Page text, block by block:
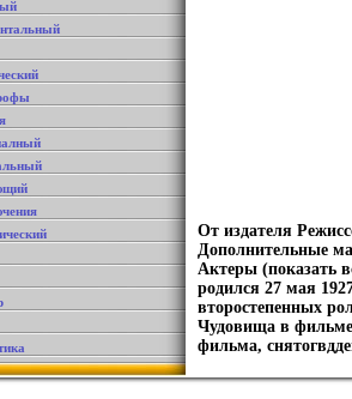
От издателя
Дополнительные
Актеры (показать
родился 27 мая
второстепенных
Чудовища в
фильма,